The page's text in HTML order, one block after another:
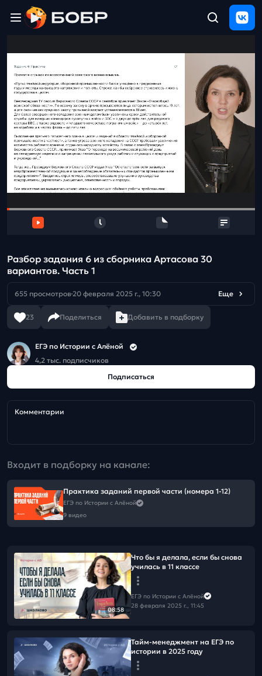
2026
Полезные
материалы
Проверка
сочинений
Тех
поддержка
и
Разбор задания 6 из сборника Артасова 30
вариантов. Часть 1
655 просмотров 20 февраля 2025 г., 10:30 Еще
23 Поделиться Добавить в подборку
ЕГЭ по Истории с Алёной
4,2 тыс. подписчиков
Подписаться
Комментарии
Входит в подборку на канале:
Практика заданий первой части (номера 1-12)
ЕГЭ по Истории с Алёной
9 видео
08:58
Что бы я делала, если бы снова
училась в 11 классе
ЕГЭ по Истории с Алёной
28 февраля 2025 г., 11:45
Тайм-менеджмент на ЕГЭ по
истории в 2025 году